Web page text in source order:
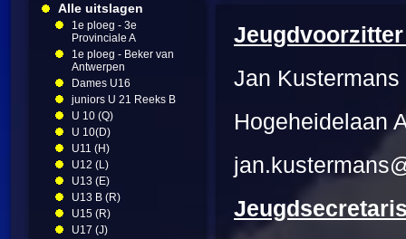
Alle uitslagen
1e ploeg - 3e
Provinciale A
1e ploeg - Beker van
Antwerpen
Dames U16
juniors U 21 Reeks B
U 10 (Q)
U 10(D)
U11 (H)
U12 (L)
U13 (E)
U13 B (R)
U15 (R)
U17 (J)
Jan Kustermans
Hogeheidelaan